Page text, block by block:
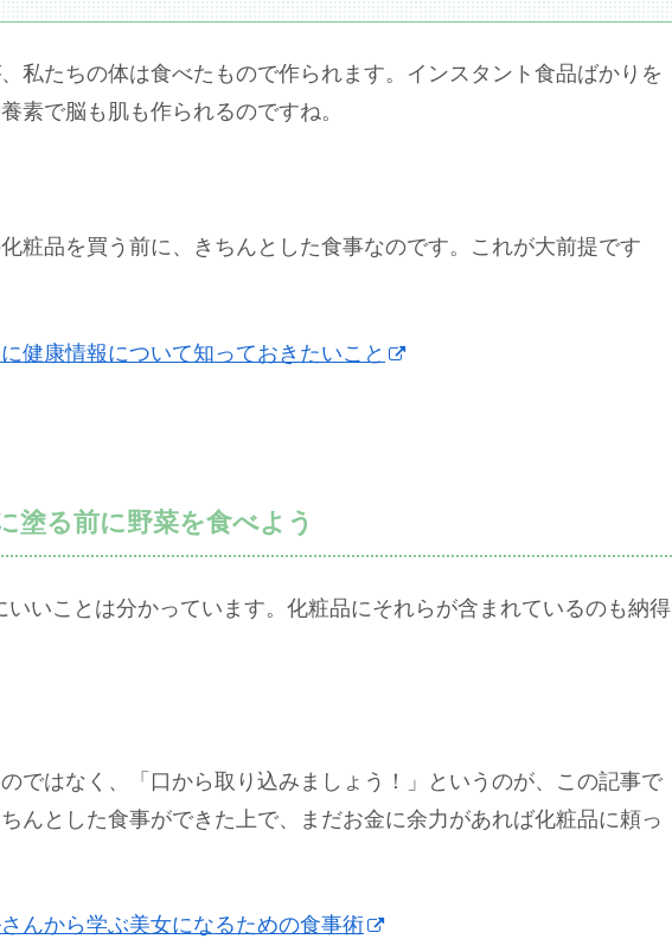
私たちの体は食べたもので作られます。インスタント食品ばかりを
素で脳も肌も作られるのですね。
粧品を買う前に、きちんとした食事なのです。これが大前提です
健康情報について知っておきたいこと
塗る前に野菜を食べよう
いいことは分かっています。化粧品にそれらが含まれているのも納得
ではなく、「口から取り込みましょう！」というのが、この記事で
んとした食事ができた上で、まだお金に余力があれば化粧品に頼っ
んから学ぶ美女になるための食事術